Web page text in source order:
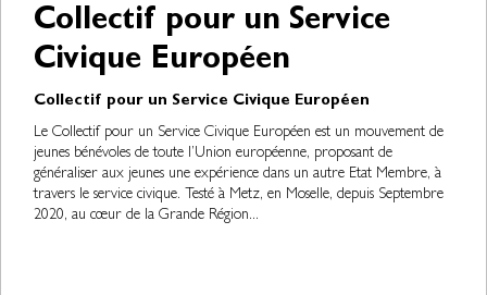
Collectif pour un Service
Civique Européen
Collectif pour un Service Civique Européen
Le Collectif pour un Service Civique Européen est un mouvement de
jeunes bénévoles de toute l’Union européenne, proposant de
généraliser aux jeunes une expérience dans un autre Etat Membre, à
travers le service civique. Testé à Metz, en Moselle, depuis Septembre
2020, au cœur de la Grande Région...